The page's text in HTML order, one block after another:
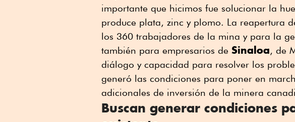
importante que hicimos fue solucionar la
produce plata, zinc y plomo. La reapertura
los 360 trabajadores de la mina y para la
también para empresarios de Sinaloa, de
diálogo y capacidad para resolver los
generó las condiciones para poner en
adicionales de inversión de la minera
Buscan generar condiciones